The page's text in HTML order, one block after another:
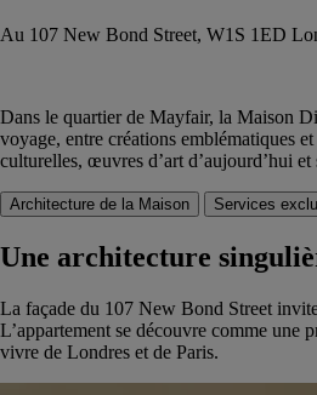
Au 107 New Bond Street, W1S 1ED
Dans le quartier de Mayfair, la Maison
voyage, entre créations emblématiques
culturelles, œuvres d’art d’aujourd’hui et
Architecture de la Maison Services
Une architecture
La façade du 107 New Bond Street
L’appartement se découvre comme une
vivre de Londres et de Paris.